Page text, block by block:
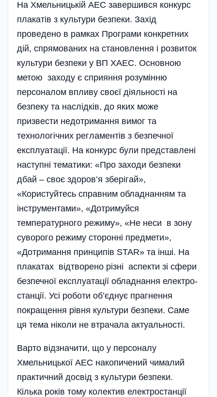
На Хмельницькій АЕС завершився конкурс
плакатів з культури безпеки. Захід
проведено в рамках Програми конкретних
дій, спрямованих на становлення і розвиток
культури безпеки у ВП ХАЕС. Основною
метою заходу є сприяння розумінню
персоналом впливу своєї діяльності на
безпеку та наслідків, до яких може
призвести недотримання вимог та
технологічних регламентів з безпечної
експлуатації. На конкурс були представлені
наступні тематики: «Про заходи безпеки
дбай – своє здоров’я зберігай»,
«Користуйтесь справним обладнанням та
інструментами», «Дотримуйся
температурного режиму», «Не неси в зону
суворого режиму сторонні предмети»,
«Дотримання принципів STAR» та інші. На
плакатах відтворено різні аспекти зі сфери
безпечної експлуатації обладнання електро­
станції. Усі роботи об’єднує прагнення
покращення рівня культури безпеки. Саме
ця тема ніколи не втрачала актуальності.
Варто відзначити, що у персоналу
Хмельницької АЕС накопичений чималий
практичний досвід з культури безпеки.
Кілька років тому колектив електростанції